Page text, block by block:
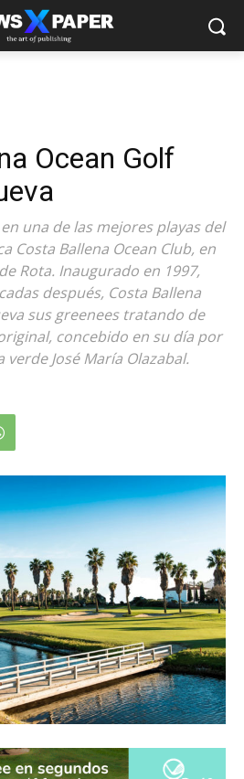
Ocean Golf
una de las mejores playas del
Costa Ballena Ocean Club, en
Rota. Inaugurado en 1997,
después, Costa Ballena
sus greenees tratando de
concebido en su día por
verde José María Olazabal.